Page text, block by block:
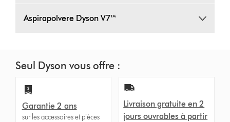
Aspirapolvere Dyson V7™
Seul Dyson vous offre :
Garantie 2 ans
sur les accessoires et pièces
Livraison gratuite en 2
jours ouvrables à partir